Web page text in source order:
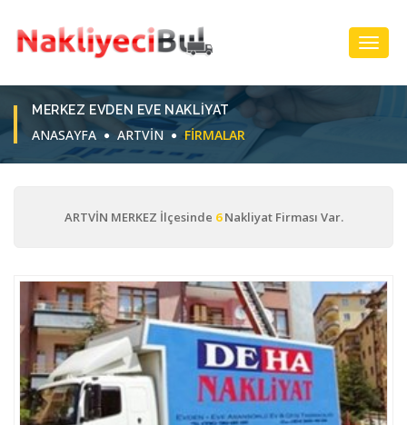
MERKEZ EVDEN EVE NAKLIYAT
ANASAYFA ARTVİN FIRMALAR
ARTVİN MERKEZ İlçesinde 6Nakliyat Firması Var.